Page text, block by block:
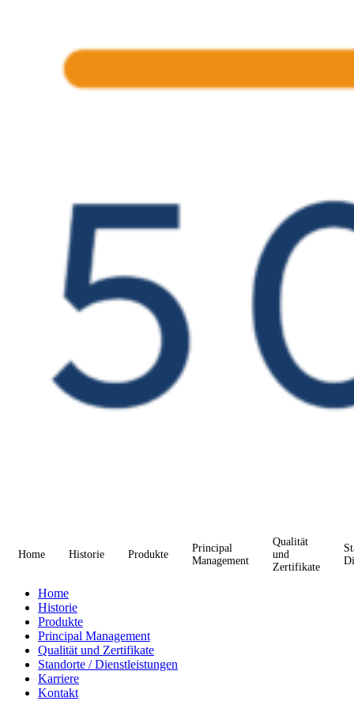
Home Historie Produkte
Principal
Management
Qualität
und
Zertifikate
Home
Historie
Produkte
Principal Management
Qualität und Zertifikate
Standorte / Dienstleistungen
Karriere
Kontakt